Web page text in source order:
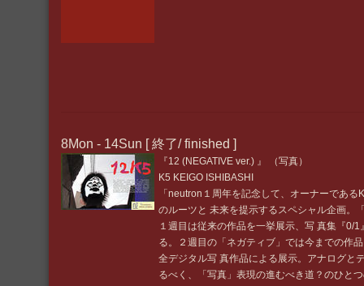
8Mon - 14Sun [ 終了/ finished ]
『12 (NEGATIVE ver.) 』 （写真）
K5 KEIGO ISHIBASHI
「neutron１周年を記念して、オーナーであ
のルーツと 未来を提示するスペシャル企画。
１週目は従来の作品を一挙展示、写 真集『0/
る。２週目の「ネガティブ」では今までの作
全デジタル写 真作品による展示。アナログと
るべく、「写真」表現の進むべき道？のひと